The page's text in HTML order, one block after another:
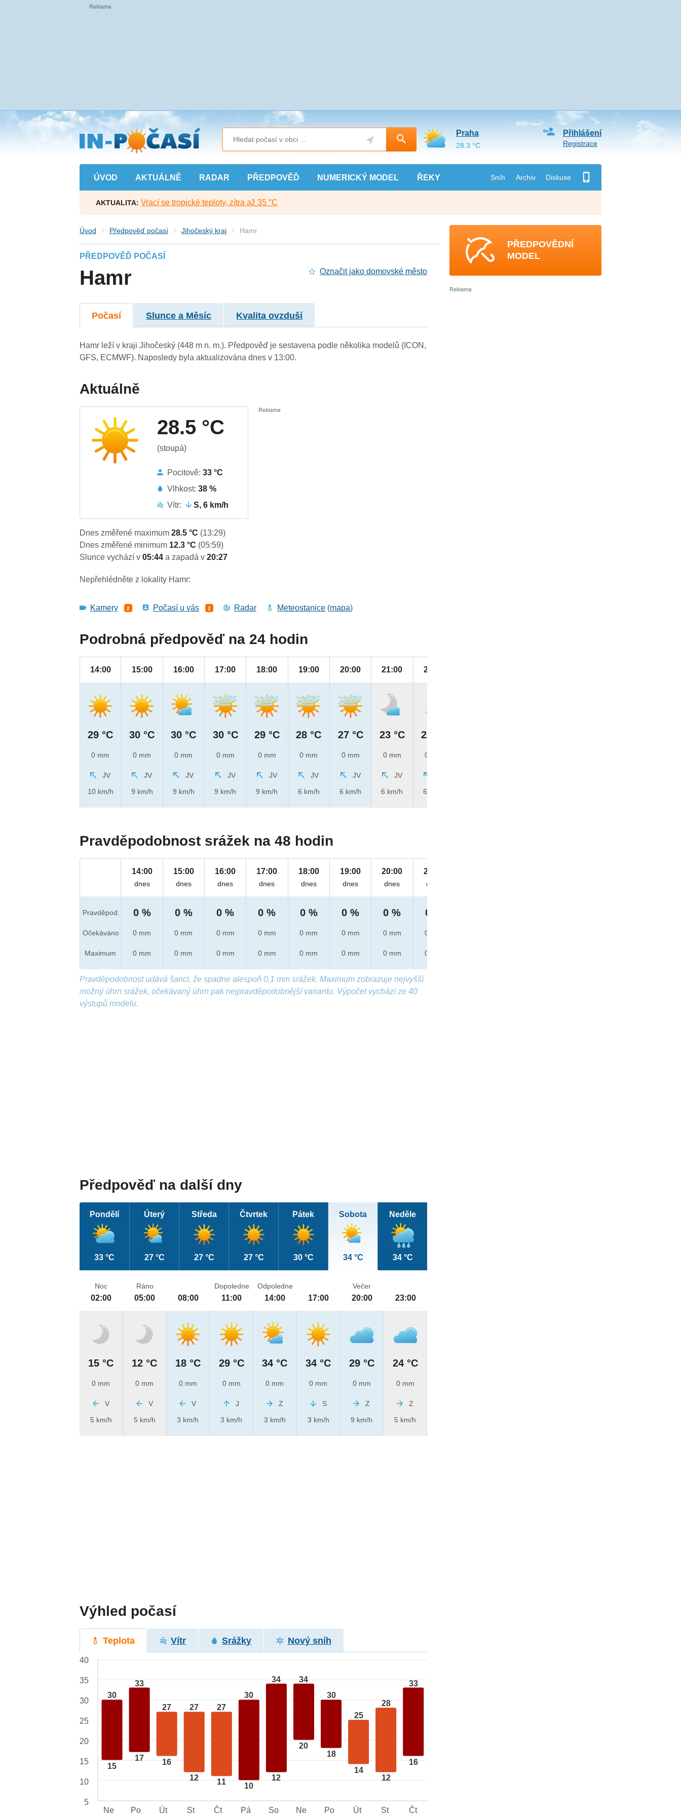
Přejít
na
hlavní
obsah
ÚVOD AKTUÁLNĚ RADAR PŘEDPOVĚĎ NUMERICKÝ MODEL ŘEKY Sníh Archiv Diskuse
Přihlášení
Registrace
Praha
28.3 °C
AKTUALITA: Vrací se tropické teploty, zítra až 35 °C
Úvod Předpověď počasí Jihočeský kraj Hamr
PŘEDPOVĚĎ POČASÍ
Hamr Označit jako domovské město
Počasí Slunce a Měsíc Kvalita ovzduší
Hamr leží v kraji Jihočeský (448 m n. m.). Předpověď je sestavena podle několika modelů (ICON,
GFS, ECMWF). Naposledy byla aktualizována dnes v 13:00.
Aktuálně
28.5 °C
(stoupá)
Pocitově:33 °C
Vlhkost:38 %
Vítr:
S, 6 km/h
Dnes změřené maximum28.5 °C (13:29)
Dnes změřené minimum 12.3 °C (05:59)
Slunce vychází v05:44a zapadá v20:27
Nepřehlédněte z lokality Hamr:
Kamery 2 Počasí u vás 2 Radar Meteostanice (mapa)
Podrobná předpověď na 24 hodin
14:00
29 °C
0 mm
JV
10 km/h
15:00
30 °C
0 mm
JV
9 km/h
16:00
30 °C
0 mm
JV
9 km/h
17:00
30 °C
0 mm
JV
9 km/h
18:00
29 °C
0 mm
JV
9 km/h
19:00
28 °C
0 mm
JV
6 km/h
20:00
27 °C
0 mm
JV
6 km/h
21:00
23 °C
0 mm
JV
6 km/h
22:00
22 °C
0 mm
6 km/h
Pravděpodobnost srážek na 48 hodin
Pravděpod.
Očekáváno
Maximum
14:00
dnes
0 %
0 mm
0 mm
15:00
dnes
0 %
0 mm
0 mm
16:00
dnes
0 %
0 mm
0 mm
17:00
dnes
0 %
0 mm
0 mm
18:00
dnes
0 %
0 mm
0 mm
19:00
dnes
0 %
0 mm
0 mm
20:00
dnes
0 %
0 mm
0 mm
21:00
dnes
0 %
0 mm
0 mm
Pravděpodobnost udává šanci, že spadne alespoň 0,1 mm srážek. Maximum zobrazuje nejvyšší
možný úhrn srážek, očekávaný úhrn pak nejpravděpodobnější variantu. Výpočet vychází ze 40
výstupů modelu.
Předpověď na další dny
Pondělí
33 °C
Úterý
27 °C
Středa
27 °C
Čtvrtek
27 °C
Pátek
30 °C
Sobota
34 °C
Neděle
34 °C
Noc
02:00
15 °C
0 mm
V
5 km/h
Ráno
05:00
12 °C
0 mm
V
5 km/h
08:00
18 °C
0 mm
V
3 km/h
Dopoledne
11:00
29 °C
0 mm
J
3 km/h
Odpoledne
14:00
34 °C
0 mm
Z
3 km/h
17:00
34 °C
0 mm
S
3 km/h
Večer
20:00
29 °C
0 mm
Z
9 km/h
23:00
24 °C
0 mm
Z
5 km/h
Výhled počasí
Teplota Vítr Srážky Nový sníh
30
15
33
17
27
16
27
12
27
11
30
10
34
12
34
20
30
18
25
14
28
12
33
16
40
35
30
25
20
15
10
5
Ne
Po Út St Čt Pá So Ne Po Út St Čt
PŘEDPOVĚDNÍ
MODEL